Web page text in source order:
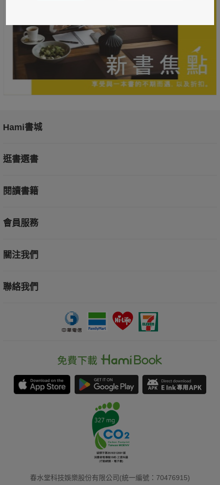
Hami書城
逛書選書
閱讀書籍
會員服務
關注我們
聯絡我們
春水堂科技娛樂股份有限公司(統一編號：70476915)